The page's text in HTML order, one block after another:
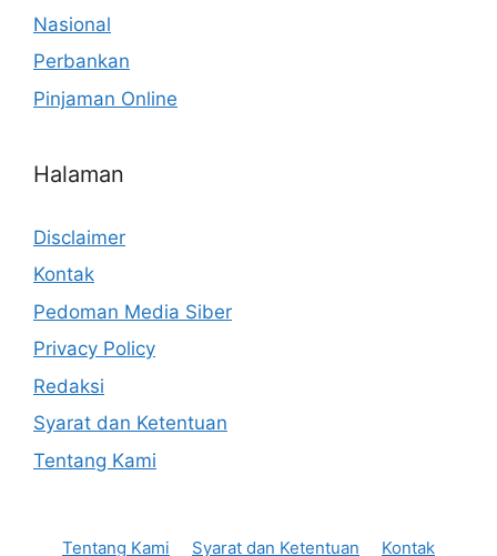
Nasional
Perbankan
Pinjaman Online
Halaman
Disclaimer
Kontak
Pedoman Media Siber
Privacy Policy
Redaksi
Syarat dan Ketentuan
Tentang Kami
Tentang Kami Syarat dan Ketentuan Kontak